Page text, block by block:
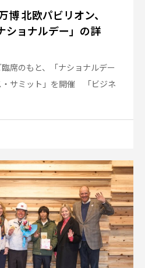
博 北欧パビリオン、
ショナルデー」の詳
席のもと、「ナショナルデー
・サミット」を開催 「ビジネ